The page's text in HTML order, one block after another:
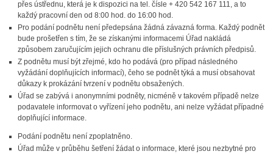
přes ústřednu, která je k dispozici na tel. čísle + 420 542 167 111, a to
každý pracovní den od 8:00 hod. do 16:00 hod.
Pro podání podnětu není předepsána žádná závazná forma. Každý podnět
bude prošetřen s tím, že se získanými informacemi Úřad nakládá
způsobem zaručujícím jejich ochranu dle příslušných právních předpisů.
Z podnětu musí být zřejmé, kdo ho podává (pro případ následného
vyžádání doplňujících informací), čeho se podnět týká a musí obsahovat
důkazy k prokázání tvrzení v podnětu obsažených.
Úřad se zabývá i anonymními podněty, nicméně v takovém případě nelze
podavatele informovat o vyřízení jeho podnětu, ani nelze vyžádat případné
doplňující informace.
Podání podnětu není zpoplatněno.
Úřad může v průběhu šetření žádat o informace, které jsou nezbytné pro